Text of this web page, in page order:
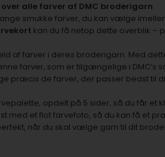
alle farver af DMC broderigarn
smukke farver, du kan vælge
kan du få netop dette overblik –
af farver i deres broderigarn. Med
farver, som er tilgængelige i DMC’s
præcis de farver, der passer bedst til
opdelt på 5 sider, så du får et
med et flot farvefoto, så du kan få et
når du skal vælge garn til dit